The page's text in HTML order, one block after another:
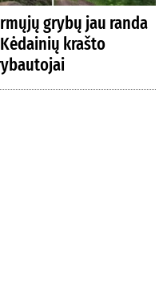
grybų jau randa
krašto